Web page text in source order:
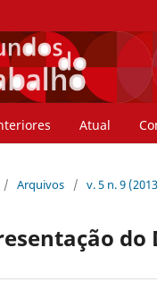
Atual
/ Arquivos / v. 5 n. 9
do